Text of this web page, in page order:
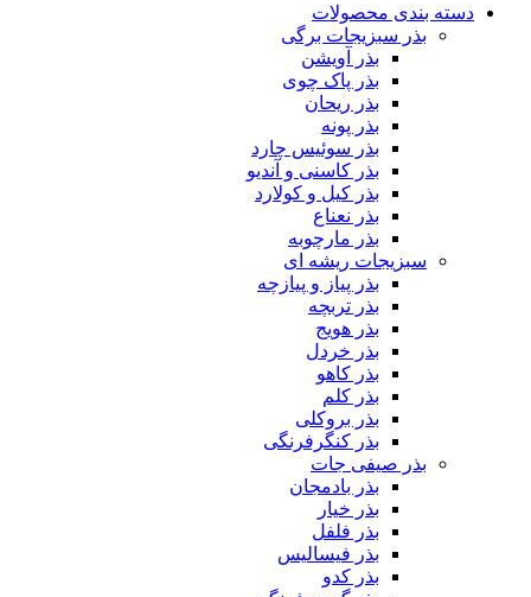
دسته بندی محصولات
بذر سبزیجات برگی
بذر آویشن
بذر پاک چوی
بذر ریحان
بذر پونه
بذر سوئیس چارد
بذر کاسنی و آندیو
بذر کیل و کولارد
بذر نعناع
بذر مارچوبه
سبزیجات ریشه ای
بذر پیاز و پیازچه
بذر تربچه
بذر هویج
بذر خردل
بذر کاهو
بذر کلم
بذر بروکلی
بذر کنگرفرنگی
بذر صیفی جات
بذر بادمجان
بذر خیار
بذر فلفل
بذر فیسالیس
بذر کدو